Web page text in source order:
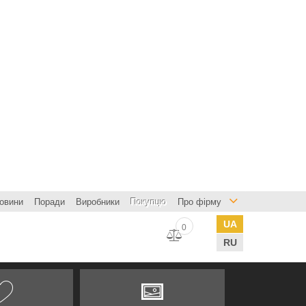
Поради Виробники Покупцю Про фірму
UA
RU
0